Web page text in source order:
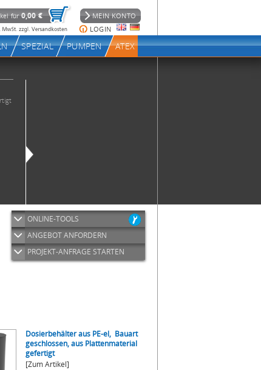
Dosierbehälter aus PE-el, Bauart
geschlossen, aus Plattenmaterial
gefertigt
[Zum Artikel]
ONLINE-TOOLS
ANGEBOT ANFORDERN
PROJEKT-ANFRAGE STARTEN